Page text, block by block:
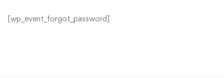
[wp_event_forgot_password]